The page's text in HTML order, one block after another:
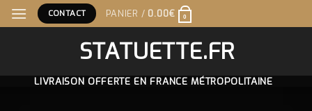
Skip
to
CONTACT PANIER / 0.00€ 0
STATUETTE.FR
LIVRAISON OFFERTE EN FRANCE MÉTROPOLITAINE